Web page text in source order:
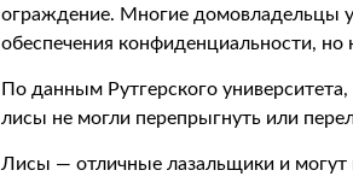
ограждение. Многие домовладельцы
обеспечения конфиденциальности, но
По данным Рутгерского
лисы не могли перепрыгнуть или
Лисы — отличные лазальщики и могут